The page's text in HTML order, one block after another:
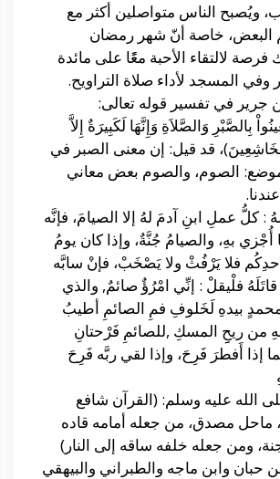
ويُصبح الناس متواصلين أكثر مع
البعض، خاصة أنّ شهر رمضان
فرصة لالتقاء الأحبة معًًا على مائدة
وفي المسجد لأداء صلاة التراويح.
جرير في تفسير قوله تعالى:
بِالصَّبْرِ وَالصَّلاَةِ وَإِنَّهَا لَكَبِيرَةٌ إِلاَّ
قد قيل: إن معنى الصبر في
الصوم، والصوم بعض معاني
: كلُّ عملِ ابنِ آدمَ لهُ إلا الصيامَ، فإنَّه
أُجْزي بهِ، والصيامُ جُنَّةٌ، وإذا كان يومُ
فلا يَرْفُثْ ولا يَصْخَبْ، فإنْ سابَّه
فلْيقلْ : إنِّي امْرُؤٌ صائمٌ, والذي
بيدهِ لَخَلوفِ فمِ الصائمِ أطيبُ
من ريحِِ المسكِ ,للصائمِ فَرْحتانِ
إذا أَفطرَ فَرِحَ، وإذا لقي ربَّه فَرِحَ
الله عليه وسلم: (القرآن شافع
ماحل مصدق، من جعله أمامه قاده
ومن جعله خلفه ساقه إلى النار)
حبان وابن ماجه والطبراني والبيهقي